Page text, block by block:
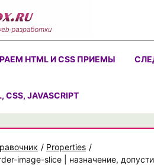
HTML И CSS ПРИЕМЫ
JAVASCRIPT
/ Properties /
image-slice | назначение,